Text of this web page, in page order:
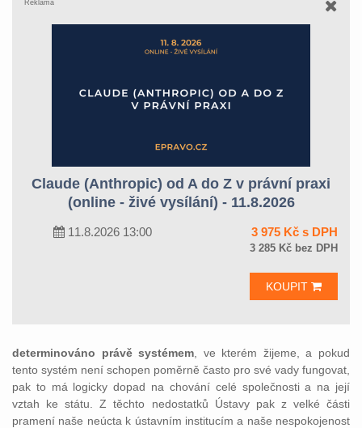
Reklama
Claude (Anthropic) od A do Z v právní praxi
(online - živé vysílání) - 11.8.2026
11.8.2026 13:00 3 975 Kč s DPH
3 285 Kč bez DPH
KOUPIT
determinováno právě systémem , ve kterém žijeme, a pokud
tento systém není schopen poměrně často pro své vady fungovat,
pak to má logicky dopad na chování celé společnosti a na její
vztah ke státu. Z těchto nedostatků Ústavy pak z velké části
pramení naše neúcta k ústavním institucím a naše nespokojenost